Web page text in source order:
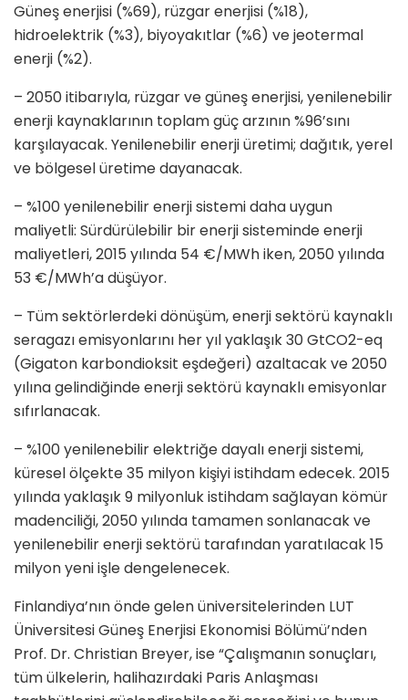
Güneş enerjisi (%69), rüzgar enerjisi (%18),
hidroelektrik (%3), biyoyakıtlar (%6) ve jeotermal
enerji (%2).
– 2050 itibarıyla, rüzgar ve güneş enerjisi, yenilenebilir
enerji kaynaklarının toplam güç arzının %96’sını
karşılayacak. Yenilenebilir enerji üretimi; dağıtık, yerel
ve bölgesel üretime dayanacak.
– %100 yenilenebilir enerji sistemi daha uygun
maliyetli: Sürdürülebilir bir enerji sisteminde enerji
maliyetleri, 2015 yılında 54 €/MWh iken, 2050 yılında
53 €/MWh’a düşüyor.
– Tüm sektörlerdeki dönüşüm, enerji sektörü kaynaklı
seragazı emisyonlarını her yıl yaklaşık 30 GtCO2-eq
(Gigaton karbondioksit eşdeğeri) azaltacak ve 2050
yılına gelindiğinde enerji sektörü kaynaklı emisyonlar
sıfırlanacak.
– %100 yenilenebilir elektriğe dayalı enerji sistemi,
küresel ölçekte 35 milyon kişiyi istihdam edecek. 2015
yılında yaklaşık 9 milyonluk istihdam sağlayan kömür
madenciliği, 2050 yılında tamamen sonlanacak ve
yenilenebilir enerji sektörü tarafından yaratılacak 15
milyon yeni işle dengelenecek.
Finlandiya’nın önde gelen üniversitelerinden LUT
Üniversitesi Güneş Enerjisi Ekonomisi Bölümü’nden
Prof. Dr. Christian Breyer, ise “Çalışmanın sonuçları,
tüm ülkelerin, halihazırdaki Paris Anlaşması